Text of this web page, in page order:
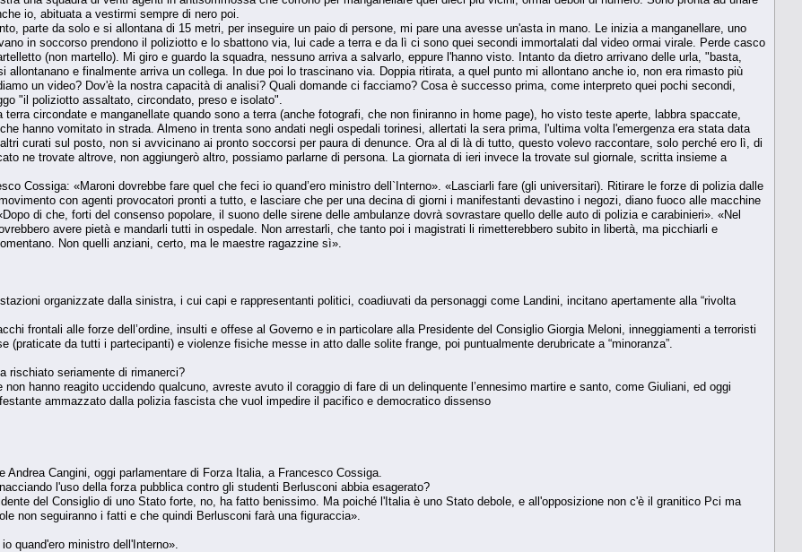
io, abituata a vestirmi sempre di nero poi.
parte da solo e si allontana di 15 metri, per inseguire un paio di persone, mi pare una avesse un'asta in mano. Le inizia a manganellare, uno
in soccorso prendono il poliziotto e lo sbattono via, lui cade a terra e da lì ci sono quei secondi immortalati dal video ormai virale. Perde casco
(non martello). Mi giro e guardo la squadra, nessuno arriva a salvarlo, eppure l'hanno visto. Intanto da dietro arrivano delle urla, "basta,
e finalmente arriva un collega. In due poi lo trascinano via. Doppia ritirata, a quel punto mi allontano anche io, non era rimasto più
un video? Dov'è la nostra capacità di analisi? Quali domande ci facciamo? Cosa è successo prima, come interpreto quei pochi secondi,
"il poliziotto assaltato, circondato, preso e isolato".
circondate e manganellate quando sono a terra (anche fotografi, che non finiranno in home page), ho visto teste aperte, labbra spaccate,
hanno vomitato in strada. Almeno in trenta sono andati negli ospedali torinesi, allertati la sera prima, l'ultima volta l'emergenza era stata data
curati sul posto, non si avvicinano ai pronto soccorsi per paura di denunce. Ora al di là di tutto, questo volevo raccontare, solo perché ero lì, di
ne trovate altrove, non aggiungerò altro, possiamo parlarne di persona. La giornata di ieri invece la trovate sul giornale, scritta insieme a
Cossiga: «Maroni dovrebbe fare quel che feci io quand’ero ministro dell`Interno». «Lasciarli fare (gli universitari). Ritirare le forze di polizia dalle
con agenti provocatori pronti a tutto, e lasciare che per una decina di giorni i manifestanti devastino i negozi, diano fuoco alle macchine
di che, forti del consenso popolare, il suono delle sirene delle ambulanze dovrà sovrastare quello delle auto di polizia e carabinieri». «Nel
avere pietà e mandarli tutti in ospedale. Non arrestarli, che tanto poi i magistrati li rimetterebbero subito in libertà, ma picchiarli e
Non quelli anziani, certo, ma le maestre ragazzine sì».
organizzate dalla sinistra, i cui capi e rappresentanti politici, coadiuvati da personaggi come Landini, incitano apertamente alla “rivolta
frontali alle forze dell’ordine, insulti e offese al Governo e in particolare alla Presidente del Consiglio Giorgia Meloni, inneggiamenti a terroristi
(praticate da tutti i partecipanti) e violenze fisiche messe in atto dalle solite frange, poi puntualmente derubricate a “minoranza”.
rischiato seriamente di rimanerci?
non hanno reagito uccidendo qualcuno, avreste avuto il coraggio di fare di un delinquente l’ennesimo martire e santo, come Giuliani, ed oggi
ammazzato dalla polizia fascista che vuol impedire il pacifico e democratico dissenso
Cangini, oggi parlamentare di Forza Italia, a Francesco Cossiga.
l'uso della forza pubblica contro gli studenti Berlusconi abbia esagerato?
del Consiglio di uno Stato forte, no, ha fatto benissimo. Ma poiché l'Italia è uno Stato debole, e all'opposizione non c'è il granitico Pci ma
non seguiranno i fatti e che quindi Berlusconi farà una figuraccia».
quand'ero ministro dell'Interno».